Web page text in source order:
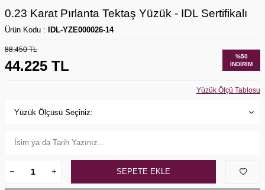
0.23 Karat Pırlanta Tektaş Yüzük - IDL Sertifikalı
Ürün Kodu : IDL-YZE000026-14
88.450TL
44.225 TL
%50
İNDIRIM
Yüzük Ölçü Tablosu
SEPETE EKLE